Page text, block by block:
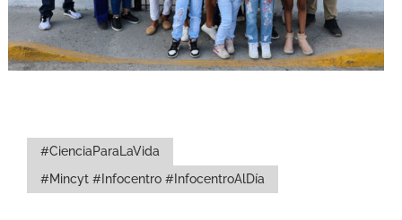
#CienciaParaLaVida
#Mincyt #Infocentro #InfocentroAlDía